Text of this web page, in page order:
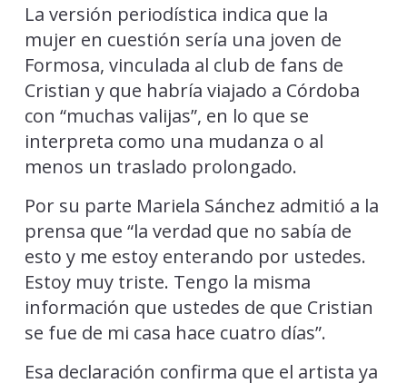
La versión periodística indica que la
mujer en cuestión sería una joven de
Formosa, vinculada al club de fans de
Cristian y que habría viajado a Córdoba
con “muchas valijas”, en lo que se
interpreta como una mudanza o al
menos un traslado prolongado.
Por su parte Mariela Sánchez admitió a la
prensa que “la verdad que no sabía de
esto y me estoy enterando por ustedes.
Estoy muy triste. Tengo la misma
información que ustedes de que Cristian
se fue de mi casa hace cuatro días”.
Esa declaración confirma que el artista ya